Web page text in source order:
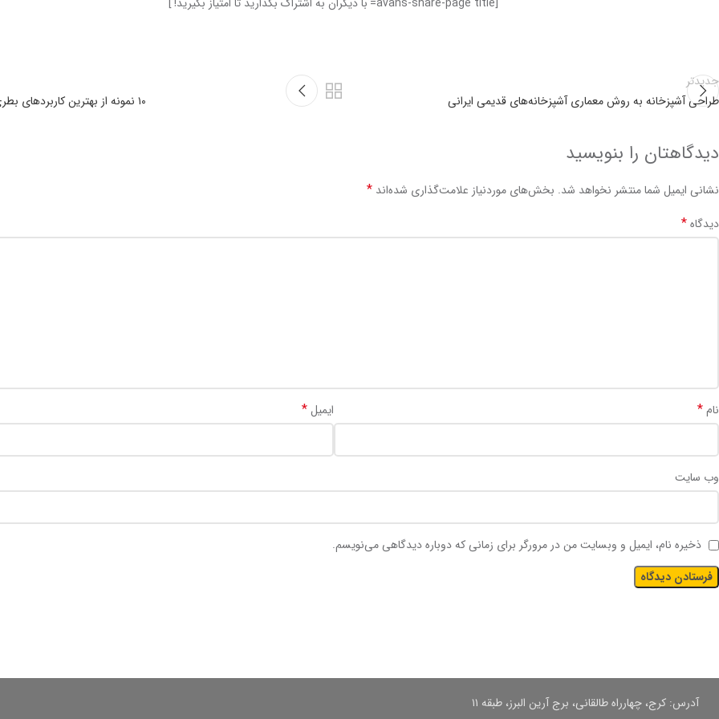
جدیدتر
طراحی آشپزخانه به روش معماری آشپزخانه‌های قدیمی ایرانی
۱۰ نمونه از بهترین کاربردهای بطری شیشه ای
دیدگاهتان را بنویسید
نشانی ایمیل شما منتشر نخواهد شد. بخش‌های موردنیاز علامت‌گذاری شده‌اند *
دیدگاه*
نام* ایمیل*
وب‌ سایت
ذخیره نام، ایمیل و وبسایت من در مرورگر برای زمانی که دوباره دیدگاهی می‌نویسم.
آدرس: کرج، چهارراه طالقانی، برج آرین البرز، طبقه ۱۱